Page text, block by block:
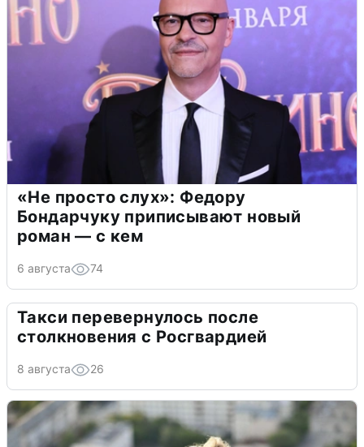
«Не просто слух»: Федору
Бондарчуку приписывают новый
роман — с кем
6 августа 74
Такси перевернулось после
столкновения с Росгвардией
8 августа 26